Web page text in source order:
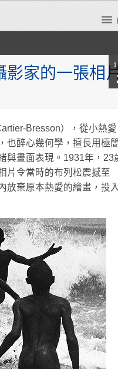
影家的一張相
Bresson），從小熱愛
也醉心幾何學，擅長用極
與畫面表現。1931年，23
片令當時的布列松震撼至
放棄原本熱愛的繪畫，投